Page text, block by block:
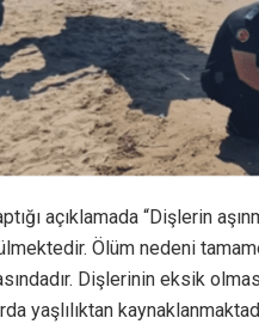
açıklamada “Dişlerin
Ölüm nedeni
Dişlerinin eksik
yaşlılıktan